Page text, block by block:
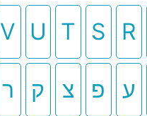
R
S
T
U
V
ע פ צ ק ר